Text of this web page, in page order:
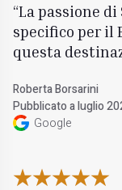
La passione
specifico per il
questa
Roberta Borsarini
Pubblicato a luglio
Google